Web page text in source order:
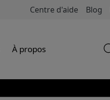
Centre d'aide Blog
À propos